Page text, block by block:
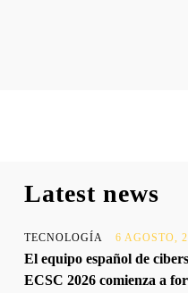
Latest news
TECNOLOGÍA 6 AGOSTO,
El equipo español de
ECSC 2026 comienza a